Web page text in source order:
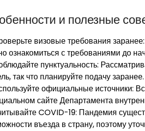
и полезные
визовые требования
ознакомиться с требованиями до
пунктуальность:
так что планируйте подачу заранее.
официальные источники:
сайте Департамента
COVID-19: Пандемия
въезда в страну, поэтому